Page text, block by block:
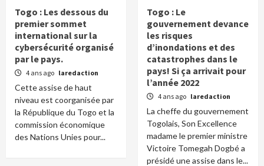
Togo : Les dessous du
premier sommet
international sur la
cybersécurité organisé
par le pays.
4 ans ago laredaction
Cette assise de haut
niveau est coorganisée par
la République du Togo et la
commission économique
des Nations Unies pour...
Togo : Le
gouvernement devance
les risques
d’inondations et des
catastrophes dans le
pays! Si ça arrivait pour
l’année 2022
4 ans ago laredaction
La cheffe du gouvernement
Togolais, Son Excellence
madame le premier ministre
Victoire Tomegah Dogbé a
présidé une assise dans le...